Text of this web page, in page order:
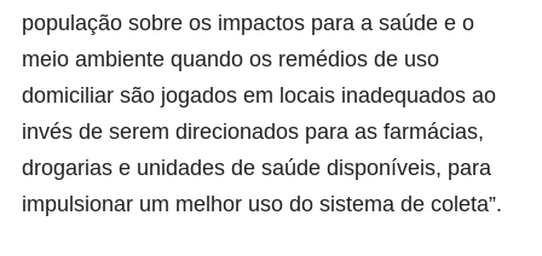
população sobre os impactos para a saúde e o
meio ambiente quando os remédios de uso
domiciliar são jogados em locais inadequados ao
invés de serem direcionados para as farmácias,
drogarias e unidades de saúde disponíveis, para
impulsionar um melhor uso do sistema de coleta”.